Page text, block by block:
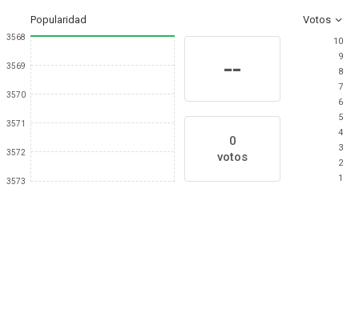
Popularidad Votos
3568
3569
3570
3571
3572
3573
--
0
votos
10
9
8
7
6
5
4
3
2
1